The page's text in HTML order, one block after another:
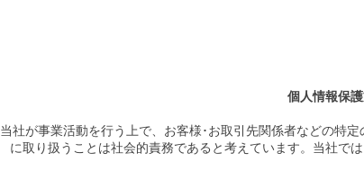
個人情報保
当社が事業活動を行う上で、お客様･お取引先関係者などの特
に取り扱うことは社会的責務であると考えています。当社で